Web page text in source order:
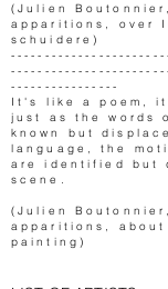
(Julien
apparitions, over
schuidere)
----------------
It's like a poem,
just as the words
known but
language, the
are identified but
scene.
(Julien
apparitions,
painting)